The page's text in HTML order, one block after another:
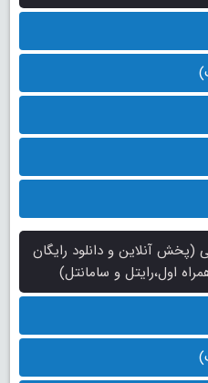
فارسی (پخش آنلاین و دانلود رایگان
اول،رایتل و سامانتل)